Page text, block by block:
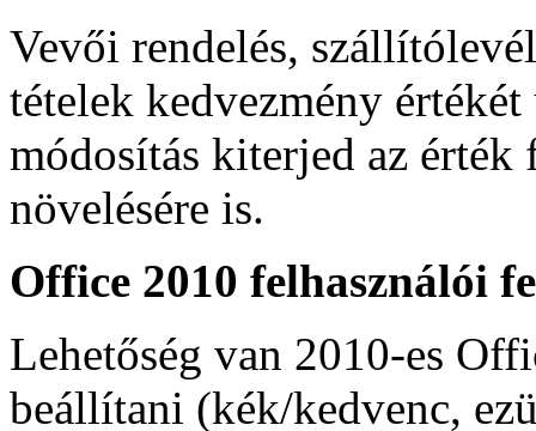
Vevői rendelés,
tételek kedvezmény
módosítás kiterjed az érték
növelésére is.
Office 2010 felhasználói
Lehetőség van 2010-es
beállítani (kék/kedvenc,